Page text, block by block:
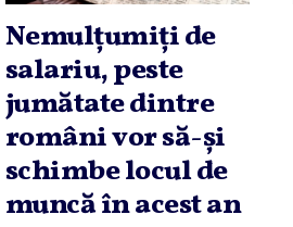
Nemulţumiţi de
salariu, peste
jumătate dintre
români vor să-şi
schimbe locul de
muncă în acest an